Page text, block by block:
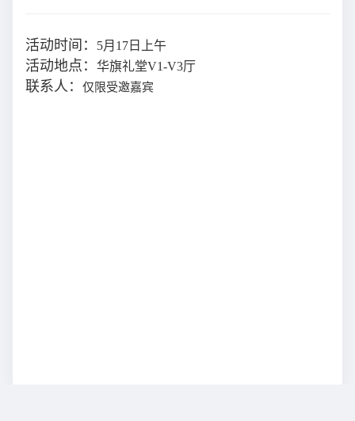
活动时间： 5月17日上午
活动地点： 华旗礼堂V1-V3厅
联系人： 仅限受邀嘉宾